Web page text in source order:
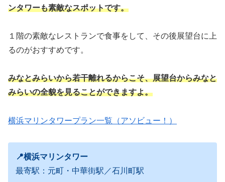
ンタワーも素敵なスポットです。
１階の素敵なレストランで食事をして、その後展望台に上
るのがおすすめです。
みなとみらいから若干離れるからこそ、展望台からみなと
みらいの全貌を見ることができますよ。
横浜マリンタワープラン一覧（アソビュー！）
📍横浜マリンタワー
最寄駅：元町・中華街駅／石川町駅